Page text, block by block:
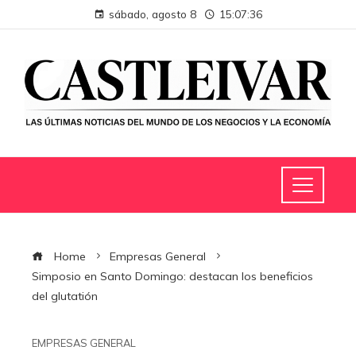
sábado, agosto 8 15:07:37
Home
Empresas General
Simposio en Santo Domingo: destacan los beneficios
del glutatión
EMPRESAS GENERAL